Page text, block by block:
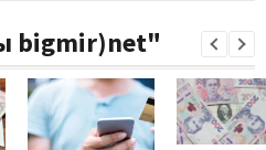
bigmir)net"